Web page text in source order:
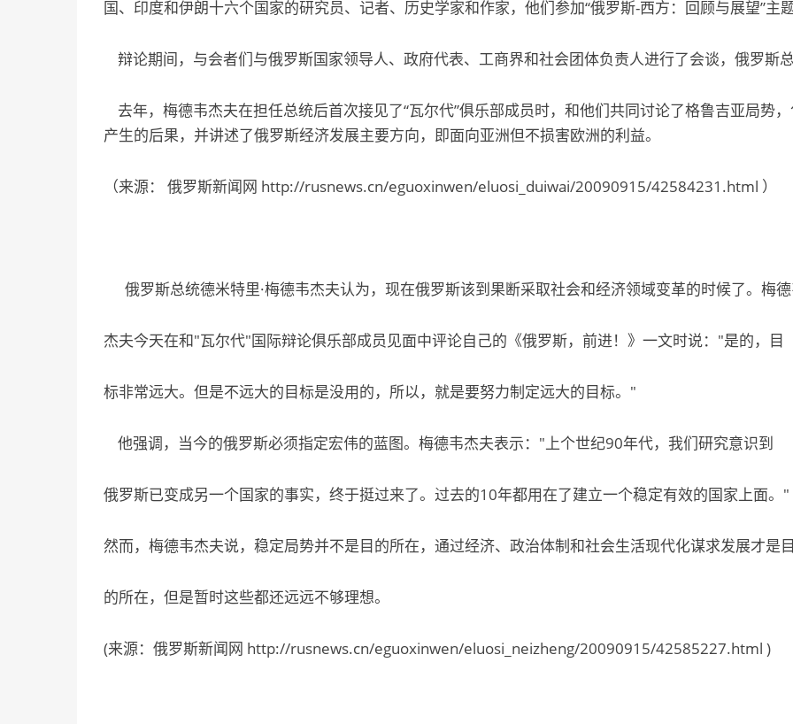
国、印度和伊朗十六个国家的研究员、记者、历史学家和作家，他们参加“俄罗斯-西方：回顾与展望”主
辩论期间，与会者们与俄罗斯国家领导人、政府代表、工商界和社会团体负责人进行了会谈，俄罗斯
去年，梅德韦杰夫在担任总统后首次接见了“瓦尔代”俱乐部成员时，和他们共同讨论了格鲁吉亚局势
产生的后果，并讲述了俄罗斯经济发展主要方向，即面向亚洲但不损害欧洲的利益。
（来源： 俄罗斯新闻网 http://rusnews.cn/eguoxinwen/eluosi_duiwai/20090915/42584231.html ）
俄罗斯总统德米特里·梅德韦杰夫认为，现在俄罗斯该到果断采取社会和经济领域变革的时候了。梅
杰夫今天在和"瓦尔代"国际辩论俱乐部成员见面中评论自己的《俄罗斯，前进！》一文时说："是的，目
标非常远大。但是不远大的目标是没用的，所以，就是要努力制定远大的目标。"
他强调，当今的俄罗斯必须指定宏伟的蓝图。梅德韦杰夫表示："上个世纪90年代，我们研究意识到
俄罗斯已变成另一个国家的事实，终于挺过来了。过去的10年都用在了建立一个稳定有效的国家上面。"
然而，梅德韦杰夫说，稳定局势并不是目的所在，通过经济、政治体制和社会生活现代化谋求发展才是
的所在，但是暂时这些都还远远不够理想。
(来源：俄罗斯新闻网 http://rusnews.cn/eguoxinwen/eluosi_neizheng/20090915/42585227.html )